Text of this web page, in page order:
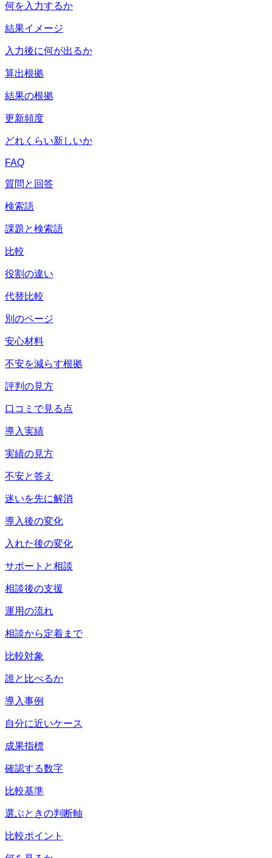
何を入力するか
結果イメージ
入力後に何が出るか
算出根拠
結果の根拠
更新頻度
どれくらい新しいか
FAQ
質問と回答
検索語
課題と検索語
比較
役割の違い
代替比較
別のページ
安心材料
不安を減らす根拠
評判の見方
口コミで見る点
導入実績
実績の見方
不安と答え
迷いを先に解消
導入後の変化
入れた後の変化
サポートと相談
相談後の支援
運用の流れ
相談から定着まで
比較対象
誰と比べるか
導入事例
自分に近いケース
成果指標
確認する数字
比較基準
選ぶときの判断軸
比較ポイント